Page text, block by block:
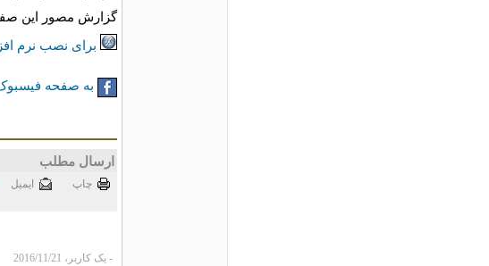
گزارش مصور این
برای نصب نرم
به صفحه فیسبوک
ارسال مطلب
چاپ ايميل
- یک کاربر، 2016/11/21